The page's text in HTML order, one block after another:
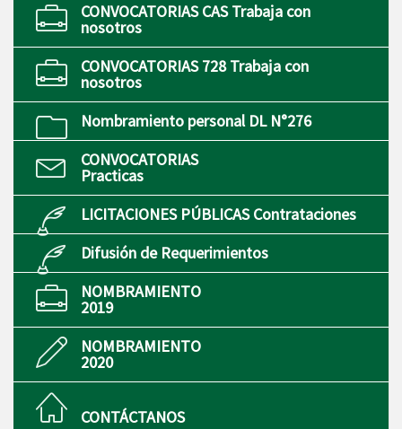
CONVOCATORIAS CAS Trabaja con
nosotros
CONVOCATORIAS 728 Trabaja con
nosotros
Nombramiento personal DL N°276
CONVOCATORIAS
Practicas
LICITACIONES PÚBLICAS Contrataciones
Difusión de Requerimientos
NOMBRAMIENTO
2019
NOMBRAMIENTO
2020
CONTÁCTANOS